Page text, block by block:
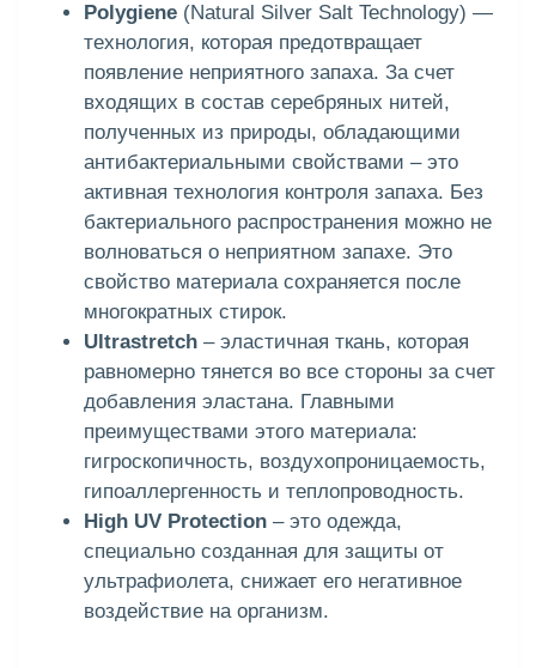
Polygiene (Natural Silver Salt Technology) —
технология, которая предотвращает
появление неприятного запаха. За счет
входящих в состав серебряных нитей,
полученных из природы, обладающими
антибактериальными свойствами – это
активная технология контроля запаха. Без
бактериального распространения можно не
волноваться о неприятном запахе. Это
свойство материала сохраняется после
многократных стирок.
Ultrastretch – эластичная ткань, которая
равномерно тянется во все стороны за счет
добавления эластана. Главными
преимуществами этого материала:
гигроскопичность, воздухопроницаемость,
гипоаллергенность и теплопроводность.
High UV Protection – это одежда,
специально созданная для защиты от
ультрафиолета, снижает его негативное
воздействие на организм.